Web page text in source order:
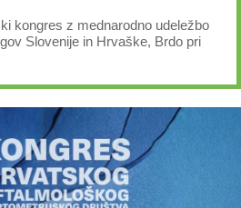
kongres z mednarodno udeležbo
Slovenije in Hrvaške, Brdo pri